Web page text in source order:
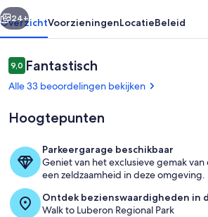
Buiten
Volgende
24+
OverzichtVoorzieningenLocatieBeleid
Beoordelingen
9,09,0 op 10 –
Fantastisch
Alle 33 beoordelingen bekijken
Hoogtepunten
Parkeergarage beschikbaar
Geniet van het exclusieve gemak
een zeldzaamheid in deze omgeving.
Ontdek bezienswaardigheden in
Walk to Luberon Regional Park